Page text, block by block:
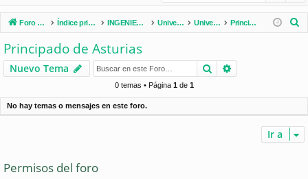
ac
es
rá
pi
d
os
nt
ifi
e
ist
ra
Foro de Ingenieria Civil & Arquitectura Índice principal INGENIERÍA CIVIL (España) Universidades de España Universidades por Comunidades Principado de Asturias
r
Principado de Asturias
Nuevo Tema Buscar
0 temas • Página 1de 1
No hay temas o mensajes en este foro.
Ir a
Permisos del foro